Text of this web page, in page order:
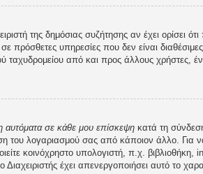
της δημόσιας συζήτησης αν έχει ορίσει
πρόσθετες υπηρεσίες που δεν είναι
από και προς άλλους χρήστες,
αυτόματα σε κάθε μου επίσκεψη κατά τη
του λογαριασμού σας από κάποιον άλλο. Για
κοινόχρηστο υπολογιστή, π.χ.
έχει απενεργοποιήσει αυτό το